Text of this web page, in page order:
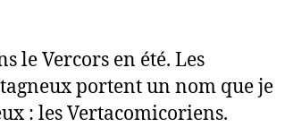
le Vercors en été. Les
portent un nom que je
: les Vertacomicoriens.